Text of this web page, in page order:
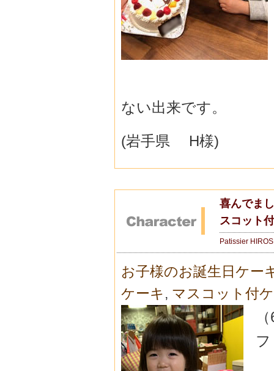
ない出来です。
(岩手県 H様)
喜んでま
スコット
Patissier
お子様のお誕生日ケー
ケーキ , マスコット付